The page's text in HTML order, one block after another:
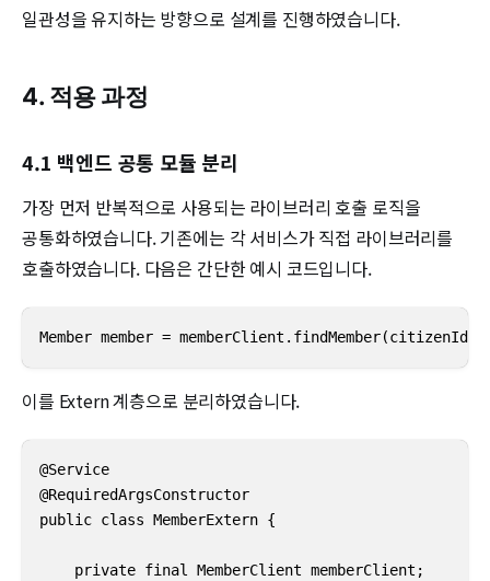
일관성을 유지하는 방향으로 설계를 진행하였습니다.
4. 적용 과정
4.1 백엔드 공통 모듈 분리
가장 먼저 반복적으로 사용되는 라이브러리 호출 로직을
공통화하였습니다. 기존에는 각 서비스가 직접 라이브러리를
호출하였습니다. 다음은 간단한 예시 코드입니다.
Member member = memberClient.findMember(citizenId);
이를 Extern 계층으로 분리하였습니다.
@Service
@RequiredArgsConstructor
public class MemberExtern {
    private final MemberClient memberClient;